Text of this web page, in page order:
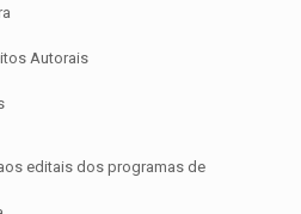
Autorais
editais dos programas de